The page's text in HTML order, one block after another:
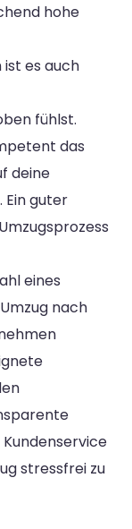
hohe
es auch
fühlst.
das
deine
Ein guter
eines
nach
stressfrei zu